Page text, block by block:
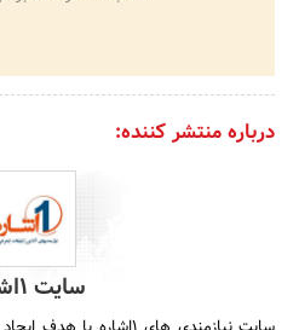
درباره منتشر کننده:
سایت 1اشاره